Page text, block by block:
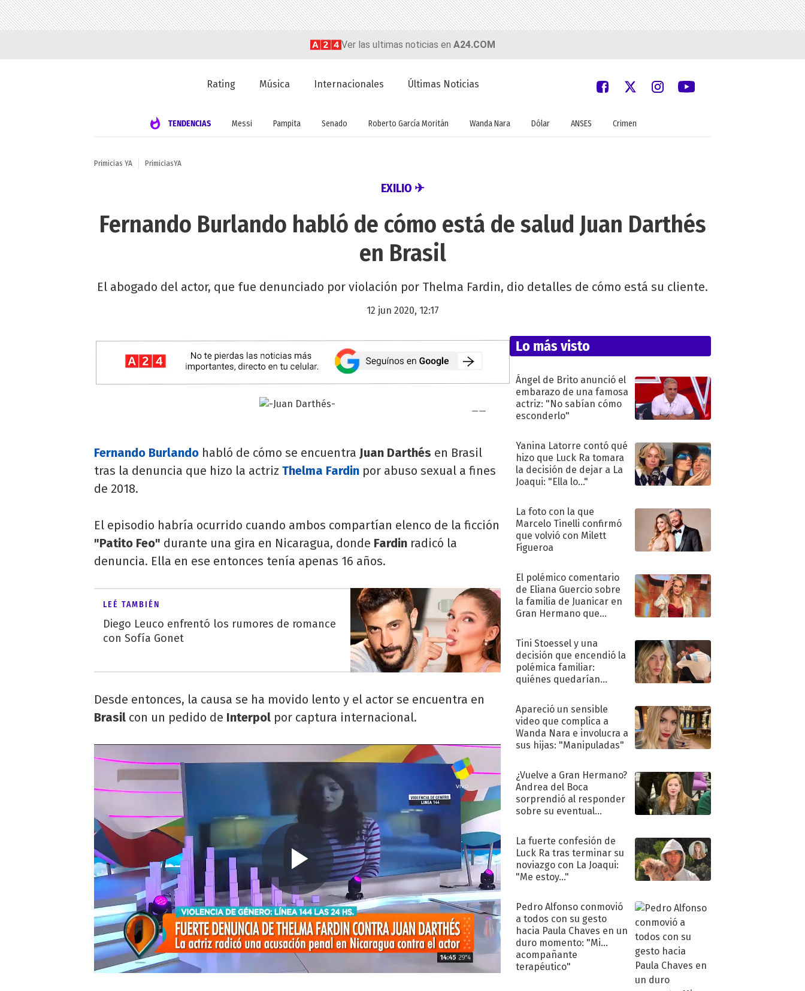
Ver las ultimas noticias en A24.COM
Rating Música Internacionales Últimas Noticias
TENDENCIAS Messi Pampita Senado Roberto García Moritán Wanda Nara Dólar ANSES Crimen
Primicias YA PrimiciasYA
EXILIO ✈
Fernando Burlando habló de cómo está de salud Juan Darthés
en Brasil
El abogado del actor, que fue denunciado por violación por Thelma Fardin, dio detalles de cómo está su cliente.
12 jun 2020, 12:17
Fernando Burlando habló de cómo se encuentra Juan Darthés en Brasil
tras la denuncia que hizo la actriz Thelma Fardin por abuso sexual a fines
de 2018.
El episodio habría ocurrido cuando ambos compartían elenco de la ficción
"Patito Feo" durante una gira en Nicaragua, donde Fardin radicó la
denuncia. Ella en ese entonces tenía apenas 16 años.
LEÉ TAMBIÉN
Diego Leuco enfrentó los rumores de romance
con Sofía Gonet
Desde entonces, la causa se ha movido lento y el actor se encuentra en
Brasil con un pedido de Interpol por captura internacional.
Lo más visto
Ángel de Brito anunció el
embarazo de una famosa
actriz: "No sabían cómo
esconderlo"
Yanina Latorre contó qué
hizo que Luck Ra tomara
la decisión de dejar a La
Joaqui: "Ella lo..."
La foto con la que
Marcelo Tinelli confirmó
que volvió con Milett
Figueroa
El polémico comentario
de Eliana Guercio sobre
la familia de Juanicar en
Gran Hermano que
Tini Stoessel y una
decisión que encendió la
polémica familiar:
quiénes quedarían
Apareció un sensible
video que complica a
Wanda Nara e involucra a
sus hijas: "Manipuladas"
¿Vuelve a Gran Hermano?
Andrea del Boca
sorprendió al responder
sobre su eventual
La fuerte confesión de
Luck Ra tras terminar su
noviazgo con La Joaqui:
"Me estoy..."
Pedro Alfonso conmovió
a todos con su gesto
hacia Paula Chaves en un
duro momento: "Mi
acompañante
terapéutico"